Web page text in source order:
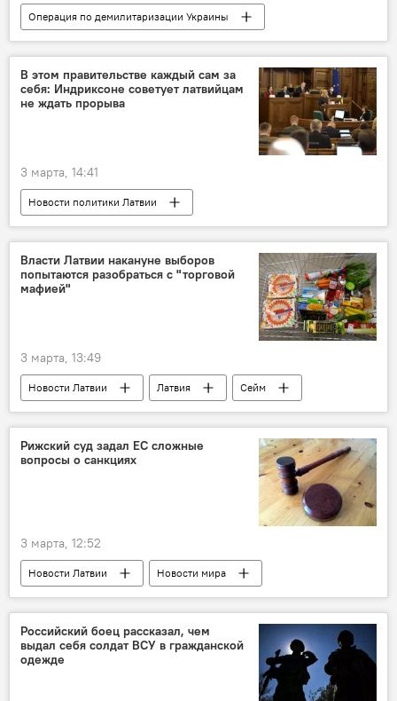
Операция по демилитаризации Украины
Россия
Украина
Минобороны РФ
военная техника
военнослужащие
ВС РФ ВСУ
В этом правительстве каждый сам за
себя: Индриксоне советует латвийцам
не ждать прорыва
3 марта, 14:41
Новости политики Латвии
Илзе Индриксоне
Эвика Силиня
правительство Латвии
Власти Латвии накануне выборов
попытаются разобраться с "торговой
мафией"
3 марта, 13:49
Новости Латвии Латвия
Сейм
торговля
цены продукты питания
Рижский суд задал ЕС сложные
вопросы о санкциях
3 марта, 12:52
Новости Латвии
Новости мира
Новости России
антироссийские санкции
Суд ЕС
Российский боец рассказал, чем
выдал себя солдат ВСУ в гражданской
одежде